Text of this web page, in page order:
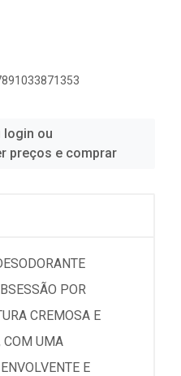
login ou
preços e comprar
POR
CREMOSA E
COM UMA
E